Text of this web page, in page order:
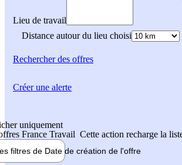
Lieu de travail
Distance autour du lieu choisi
Rechercherdes offres
uniquement
France Travail Cette action recharge la
filtres de Date de création de l'offre
Créer une alerte